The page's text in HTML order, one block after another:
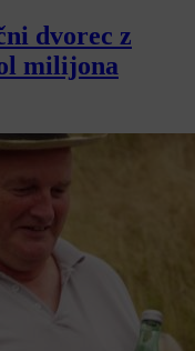
dvorec z
milijona